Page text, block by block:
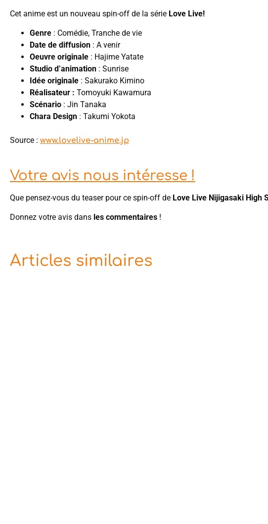
Cet anime est un nouveau spin-off de la série Love Live!
Genre : Comédie, Tranche de vie
Date de diffusion : A venir
Oeuvre originale : Hajime Yatate
Studio d’animation : Sunrise
Idée originale : Sakurako Kimino
Réalisateur : Tomoyuki Kawamura
Scénario : Jin Tanaka
Chara Design : Takumi Yokota
Source : www.lovelive-anime.jp
Votre avis nous intéresse !
Que pensez-vous du teaser pour ce spin-off de Love Live Nijigasaki High
Donnez votre avis dans les commentaires !
Articles similaires